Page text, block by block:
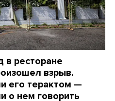
в ресторане
взрыв.
его терактом —
о нем говорить